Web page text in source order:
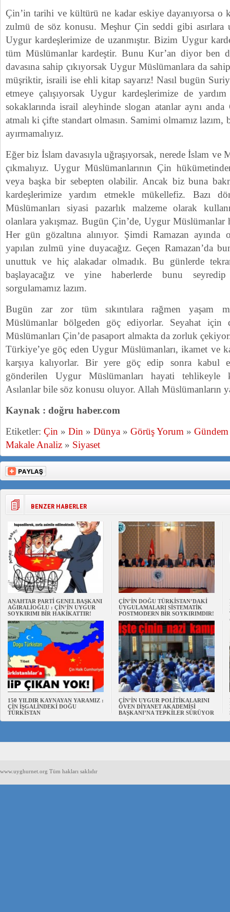
Çin’in tarihi ve kültürü ne kadar eskiye dayanıyorsa o
zulmü de söz konusu. Meşhur Çin seddi gibi
Uygur kardeşlerimize de uzanmıştır. Bizim Uygur
tüm Müslümanlar kardeştir. Bunu Kur’an diyor ben
davasına sahip çıkıyorsak Uygur Müslümanlara da
müşriktir, israili ise ehli kitap sayarız! Nasıl bugün
etmeye çalışıyorsak Uygur kardeşlerimize de
sokaklarında israil aleyhinde slogan atanlar aynı
atmalı ki çifte standart olmasın. Samimi olmamız
ayırmamalıyız.
Eğer biz İslam davasıyla uğraşıyorsak, nerede İslam ve
çıkmalıyız. Uygur Müslümanlarının Çin
veya başka bir sebepten olabilir. Ancak biz buna
kardeşlerimize yardım etmekle mükellefiz. Bazı
Müslümanları siyasi pazarlık malzeme olarak
olanlara yakışmaz. Bugün Çin’de, Uygur
Her gün gözaltına alınıyor. Şimdi Ramazan ayında
yapılan zulmü yine duyacağız. Geçen Ramazan’da
unuttuk ve hiç alakadar olmadık. Bu günlerde
başlayacağız ve yine haberlerde bunu
sorgulamamız lazım.
Bugün zar zor tüm sıkıntılara rağmen yaşam
Müslümanlar bölgeden göç ediyorlar. Seyahat
Müslümanları Çin’de pasaport almakta da zorluk
Türkiye’ye göç eden Uygur Müslümanları, ikamet ve
karşıya kalıyorlar. Bir yere göç edip sonra kabul
gönderilen Uygur Müslümanları hayati tehlikeyle
Asılanlar bile söz konusu oluyor. Allah Müslümanların
Kaynak : doğru haber.com
Etiketler: Çin » Din » Dünya » Görüş Yorum » Gündem
Makale Analiz » Siyaset
BENZER HABERLER
ANAHTAR PARTİ GENEL BAŞKANI
AĞIRALİOĞLU : ÇİN’İN UYGUR
SOYKIRIMI BİR HAKİKATTIR!
ÇİN’İN DOĞU TÜRKİSTAN’DAKİ
UYGULAMALARI SİSTEMATİK
POSTMODERN BİR SOYKIRIMDIR!
150 YILDIR KAYNAYAN YARAMIZ :
ÇİN İŞGALİNDEKİ DOĞU
TÜRKİSTAN
ÇİN’İN UYGUR POLİTİKALARINI
ÖVEN DİYANET AKADEMİSİ
BAŞKANI’NA TEPKİLER SÜRÜYOR
www.uyghurnet.org Tüm hakları saklıdır